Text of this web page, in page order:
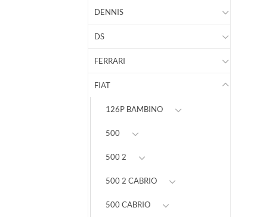
DENNIS
DS
FERRARI
FIAT
126P BAMBINO
500
500 2
500 2 CABRIO
500 CABRIO